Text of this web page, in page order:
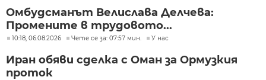
Омбудсманът Велислава Делчева:
Промените в трудовото...
10:18, 06.08.2026 Чете се за: 07:57 мин. У нас
Иран обяви сделка с Оман за Ормузкия
проток